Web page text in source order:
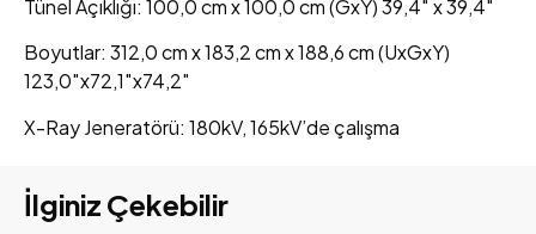
Tünel Açıklığı: 100,0 cm x 100,0 cm (GxY) 39,4″ x 39,4″
Boyutlar: 312,0 cm x 183,2 cm x 188,6 cm (UxGxY)
123,0″x72,1″x74,2″
X-Ray Jeneratörü: 180kV, 165kV’de çalışma
İlginiz Çekebilir